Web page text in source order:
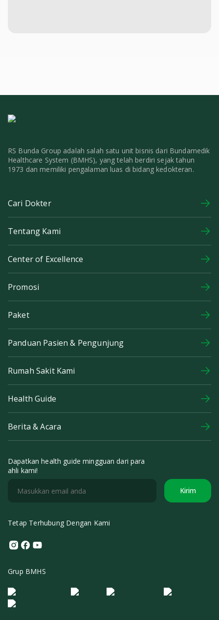
RS Bunda Group adalah salah satu unit bisnis dari Bundamedik
Healthcare System (BMHS), yang telah berdiri sejak tahun
1973 dan memiliki pengalaman luas di bidang kedokteran.
Cari Dokter
Tentang Kami
Center of Excellence
Promosi
Paket
Panduan Pasien & Pengunjung
Rumah Sakit Kami
Health Guide
Berita & Acara
Dapatkan health guide mingguan dari para
ahli kami!
Kirim
Tetap Terhubung Dengan Kami
Instagram
Facebook
Youtube
Grup BMHS
Logo Morula IFV Logo ER
Logo Diagnos
Logo IRSI